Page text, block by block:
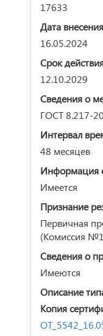
17633
Дата
16.05.2024
Срок
12.10.2029
Сведения о
ГОСТ 8.217-
Интервал
48 месяцев
Информация
Имеется
Признание
Первичная
(Комиссия
Сведения о
Имеются
Описание
Копия